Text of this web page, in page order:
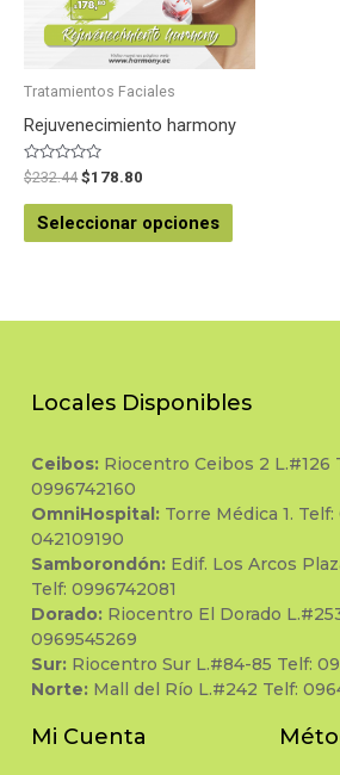
Tratamientos Faciales
Rejuvenecimiento harmony
Valorado
en
0
de
$232.44 $178.80
Seleccionar opciones
Locales Disponibles
Ceibos: Riocentro Ceibos 2 L.#126
0996742160
OmniHospital: Torre Médica 1. Telf:
042109190
Samborondón: Edif. Los Arcos
Telf: 0996742081
Dorado: Riocentro El Dorado
0969545269
Sur: Riocentro Sur L.#84-85 Telf:
Norte: Mall del Río L.#242 Telf:
Mi Cuenta